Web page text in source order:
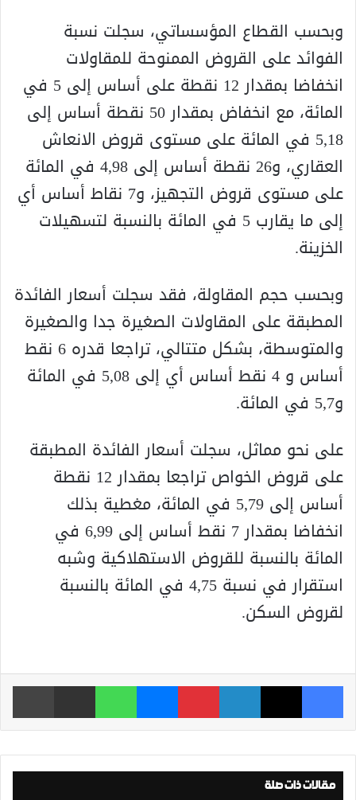
وبحسب القطاع المؤسساتي، سجلت نسبة
الفوائد على القروض الممنوحة للمقاولات
انخفاضا بمقدار 12 نقطة على أساس إلى 5 في
المائة، مع انخفاض بمقدار 50 نقطة أساس إلى
5,18 في المائة على مستوى قروض الانعاش
العقاري، و26 نقطة أساس إلى 4,98 في المائة
على مستوى قروض التجهيز، و7 نقاط أساس أي
إلى ما يقارب 5 في المائة بالنسبة لتسهيلات
الخزينة.
وبحسب حجم المقاولة، فقد سجلت أسعار الفائدة
المطبقة على المقاولات الصغيرة جدا والصغيرة
والمتوسطة، بشكل متتالي، تراجعا قدره 6 نقط
أساس و 4 نقط أساس أي إلى 5,08 في المائة
و5,7 في المائة.
على نحو مماثل، سجلت أسعار الفائدة المطبقة
على قروض الخواص تراجعا بمقدار 12 نقطة
أساس إلى 5,79 في المائة، مغطية بذلك
انخفاضا بمقدار 7 نقط أساس إلى 6,99 في
المائة بالنسبة للقروض الاستهلاكية وشبه
استقرار في نسبة 4,75 في المائة بالنسبة
لقروض السكن.
فيسبوك ‫X لينكدإن بينتيريست ماسنجر واتساب مشاركة عبر البريد
مقالات ذات صلة